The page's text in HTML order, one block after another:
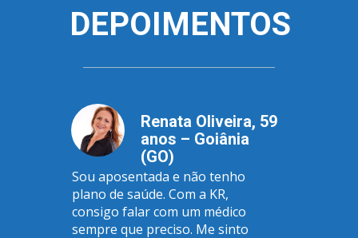
DEPOIMENTOS
Renata Oliveira, 59
anos – Goiânia
(GO)
Sou aposentada e não tenho
plano de saúde. Com a KR,
consigo falar com um médico
sempre que preciso. Me sinto